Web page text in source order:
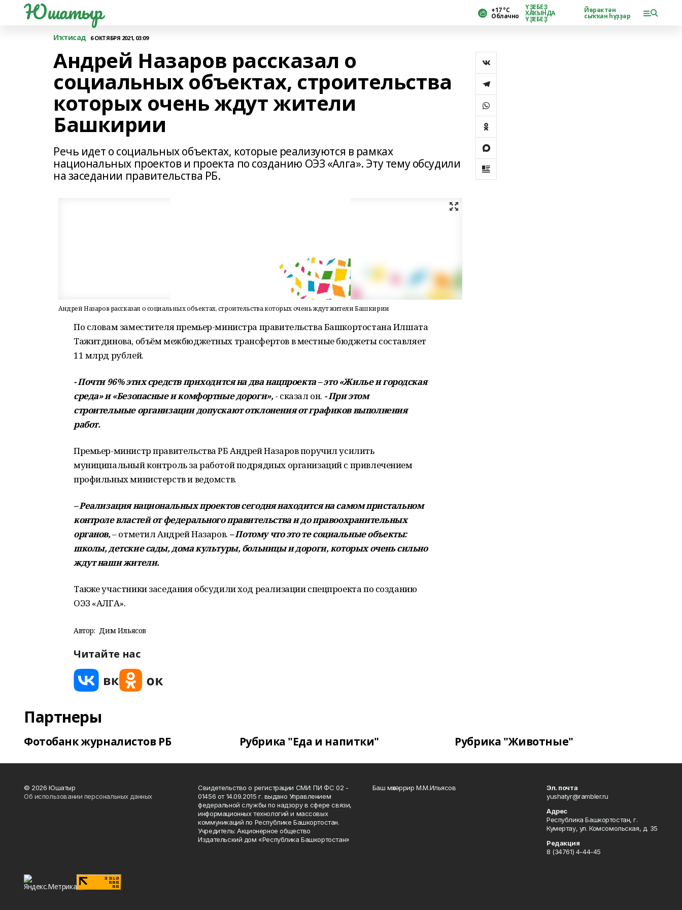
Юшатыр +17 °С
Облачно
ҮҘЕБЕҘ
ХАҠЫНДА
ҮҘЕБЕҘ
Йөрәктән
сыҡҡан һүҙҙәр
Иҡтисад 6 ОКТЯБРЯ 2021, 03:09
Андрей Назаров рассказал о
социальных объектах, строительства
которых очень ждут жители
Башкирии
Речь идет о социальных объектах, которые реализуются в рамках
национальных проектов и проекта по созданию ОЭЗ «Алга». Эту тему обсудили
на заседании правительства РБ.
Андрей Назаров рассказал о социальных объектах, строительства которых очень ждут жители Башкирии
По словам заместителя премьер-министра правительства Башкортостана Илшата
Тажитдинова, объём межбюджетных трансфертов в местные бюджеты составляет
11 млрд рублей.
- Почти 96% этих средств приходится на два нацпроекта – это «Жилье и городская
среда» и «Безопасные и комфортные дороги», - сказал он. - При этом
строительные организации допускают отклонения от графиков выполнения
работ.
Премьер-министр правительства РБ Андрей Назаров поручил усилить
муниципальный контроль за работой подрядных организаций с привлечением
профильных министерств и ведомств.
– Реализация национальных проектов сегодня находится на самом пристальном
контроле властей от федерального правительства и до правоохранительных
органов,– отметил Андрей Назаров. – Потому что это те социальные объекты:
школы, детские сады, дома культуры, больницы и дороги, которых очень сильно
ждут наши жители.
Также участники заседания обсудили ход реализации спецпроекта по созданию
ОЭЗ «АЛГА».
Автор: Дим Ильясов
Читайте нас
Партнеры
Фотобанк журналистов РБ Рубрика "Еда и напитки" Рубрика "Животные"
© 2026 Юшатыр
Об использовании персональных данных
Свидетельство о регистрации СМИ: ПИ ФС 02 -
01456 от 14.09.2015 г. выдано Управлением
федеральной службы по надзору в сфере связи,
информационных технологий и массовых
коммуникаций по Республике Башкортостан.
Учредитель: Акционерное общество
Издательский дом «Республика Башкортостан»
Баш мөхәррир М.М.Ильясов
Эл. почта
yushatyr@rambler.ru
Адрес
Республика Башкортостан, г.
Кумертау, ул. Комсомольская, д. 35
Редакция
8 (34761) 4-44-45